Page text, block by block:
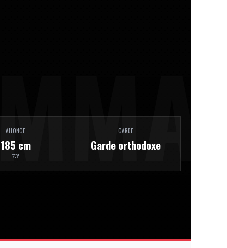
ALLONGE
185 cm
73'
GARDE
Garde orthodoxe